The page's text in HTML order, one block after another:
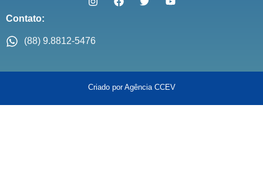
Contato:
(88) 9.8812-5476
Criado por Agência CCEV